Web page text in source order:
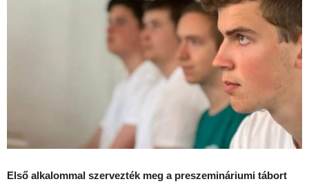
Első alkalommal szervezték meg a preszemináriumi tábort